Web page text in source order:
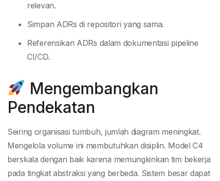
relevan.
Simpan ADRs di repositori yang sama.
Referensikan ADRs dalam dokumentasi pipeline
CI/CD.
Mengembangkan
Pendekatan
Seiring organisasi tumbuh, jumlah diagram meningkat.
Mengelola volume ini membutuhkan disiplin. Model C4
berskala dengan baik karena memungkinkan tim bekerja
pada tingkat abstraksi yang berbeda. Sistem besar dapat